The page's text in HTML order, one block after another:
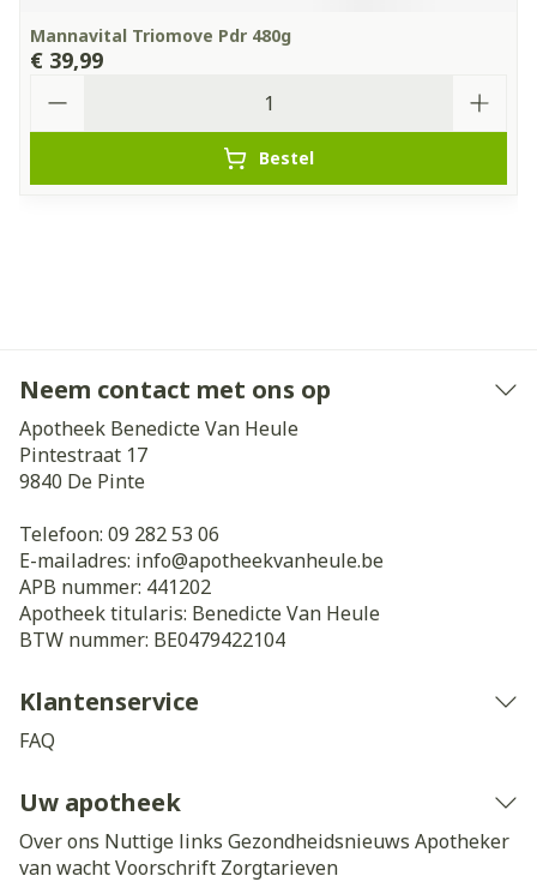
Mannavital Triomove Pdr 480g
€ 39,99
Bestel
Neem contact met ons op
Apotheek Benedicte Van Heule
Pintestraat 17
9840 De Pinte
Telefoon: 09 282 53 06
E-mailadres: info@apotheekvanheule.be
APB nummer: 441202
Apotheek titularis: Benedicte Van Heule
BTW nummer: BE0479422104
Klantenservice
FAQ
Uw apotheek
Over ons Nuttige links Gezondheidsnieuws Apotheker
van wachtVoorschrift Zorgtarieven